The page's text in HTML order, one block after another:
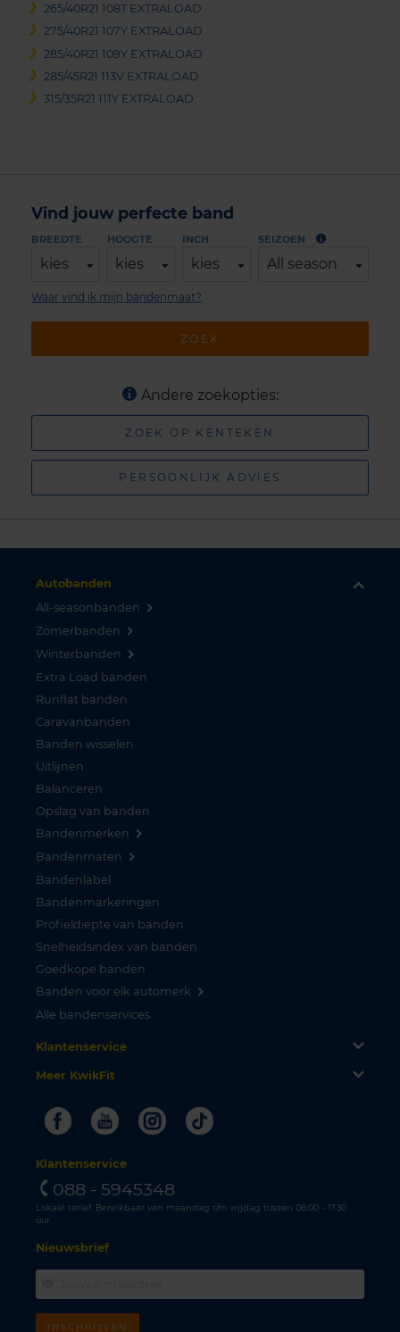
265/40R21 108T EXTRALOAD
275/40R21 107Y EXTRALOAD
285/40R21 109Y EXTRALOAD
285/45R21 113V EXTRALOAD
315/35R21 111Y EXTRALOAD
Vind jouw perfecte band
BREEDTE
kies
HOOGTE
kies
INCH
kies
SEIZOEN
All season
ZOEK
Waar vind ik mijn bandenmaat?
Andere zoekopties:
ZOEK OP KENTEKEN
PERSOONLIJK ADVIES
Autobanden
All-seasonbanden
Zomerbanden
Winterbanden
Extra Load banden
Runflat banden
Caravanbanden
Banden wisselen
Uitlijnen
Balanceren
Opslag van banden
Bandenmerken
Bandenmaten
Bandenlabel
Bandenmarkeringen
Profieldiepte van banden
Snelheidsindex van banden
Goedkope banden
Banden voor elk automerk
Alle bandenservices
Klantenservice
Meer KwikFit
FacebookYoutubeInstagram
Tiktok
Klantenservice
088 - 5945348
Lokaal tarief. Bereikbaar van maandag t/m vrijdag tussen 08.00 - 17.30
uur.
Nieuwsbrief
INSCHRIJVEN